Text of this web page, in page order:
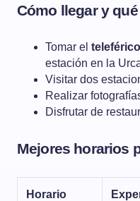
Cómo llegar y
Tomar el
estación en la
Visitar dos
Realizar
Disfrutar de
Mejores horarios
Horario